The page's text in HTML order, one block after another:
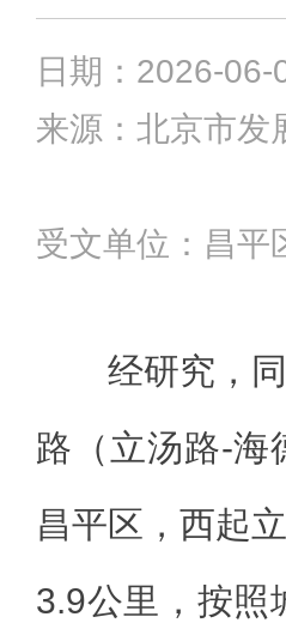
日期：2026-
来源：北京市发
受文单位：昌平
经研究，
路（立汤路-海
昌平区，西起
3.9公里，按照